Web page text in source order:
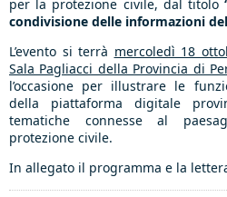
per la protezione civile, dal titolo
condivisione delle informazioni del
L’evento si terrà mercoledì 18
Sala Pagliacci della Provincia di
l’occasione per illustrare le
della piattaforma digitale
tematiche connesse al
protezione civile.
In allegato il programma e la